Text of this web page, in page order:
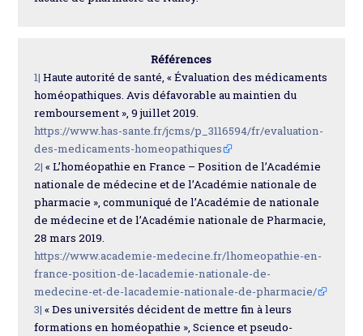
Références
1| Haute autorité de santé, « Évaluation des médicaments
homéopathiques. Avis défavorable au maintien du
remboursement », 9 juillet 2019.
https://www.has-sante.fr/jcms/p_3116594/fr/evaluation-
des-medicaments-homeopathiques
2| « L’homéopathie en France – Position de l’Académie
nationale de médecine et de l’Académie nationale de
pharmacie », communiqué de l’Académie de nationale
de médecine et de l’Académie nationale de Pharmacie,
28 mars 2019.
https://www.academie-medecine.fr/lhomeopathie-en-
france-position-de-lacademie-nationale-de-
medecine-et-de-lacademie-nationale-de-pharmacie/
3| « Des universités décident de mettre fin à leurs
formations en homéopathie », Science et pseudo-